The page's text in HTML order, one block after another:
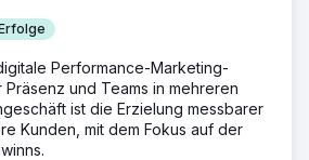
Performance-Marketing-
und Teams in mehreren
ist die Erzielung messbarer
Kunden, mit dem Fokus auf der